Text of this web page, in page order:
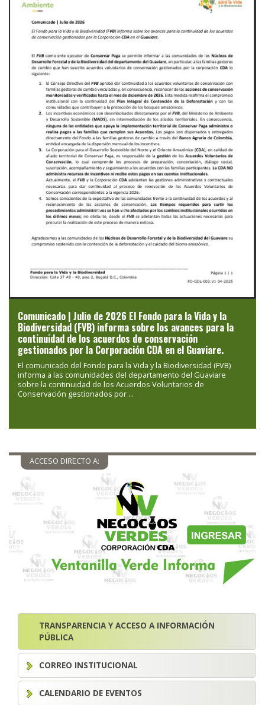
Comunicado | Julio de 2026 El Fondo para la Vida y la
Biodiversidad (FVB) informa sobre los avances para la
continuidad de los acuerdos de conservación
gestionados por la Corporación CDA en el Guaviare.
El comunicado del Fondo para la Vida y la Biodiversidad (FVB)
informa a las comunidades del departamento del Guaviare
sobre la continuidad de los Acuerdos Voluntarios de
Conservación gestionados por ...
PreviousNext
ACCESO DIRECTO A:
TRANSPARENCIA Y ACCESO A INFORMACIÓN
PÚBLICA
CORREO INSTITUCIONAL
CALENDARIO DE EVENTOS